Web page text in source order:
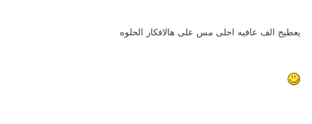
يعطيج الف عافيه احلى مس على هالافكار الحلوه